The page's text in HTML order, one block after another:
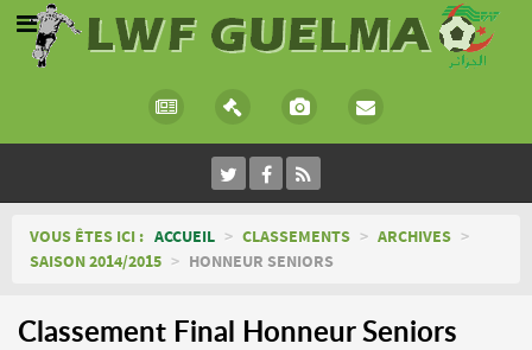
VOUS ÊTES ICI : ACCUEIL > CLASSEMENTS > ARCHIVES >
SAISON 2014/2015 > HONNEUR SENIORS
Classement Final Honneur Seniors